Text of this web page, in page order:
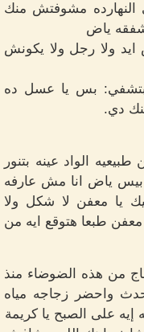
النهارده مشوفتش منك
شفقه ياض
ايد ولا رجل ولا يكونش
بس يا عسل ده
دي.
الواد عينه بتنور
ياض انا مش عارفه
يا معفن لا شكل ولا
طبعا هتوقع ايه من
من هذه الضوضاء منذ
واحضر زجاجه مياه
على الصبح يا كريمة